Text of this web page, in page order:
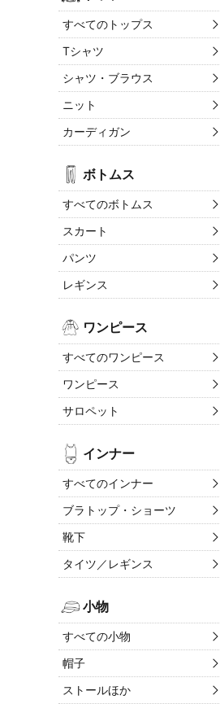
すべてのトップス
Tシャツ
シャツ・ブラウス
ニット
カーディガン
ボトムス
すべてのボトムス
スカート
パンツ
レギンス
ワンピース
すべてのワンピース
ワンピース
サロペット
インナー
すべてのインナー
ブラトップ・ショーツ
靴下
タイツ／レギンス
小物
すべての小物
帽子
ストールほか